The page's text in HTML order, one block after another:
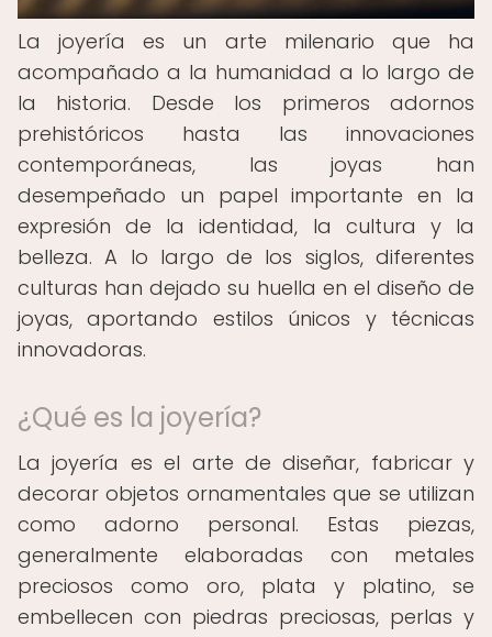
La joyería es un arte milenario que ha
acompañado a la humanidad a lo largo de
la historia. Desde los primeros adornos
prehistóricos hasta las innovaciones
contemporáneas, las joyas han
desempeñado un papel importante en la
expresión de la identidad, la cultura y la
belleza. A lo largo de los siglos, diferentes
culturas han dejado su huella en el diseño de
joyas, aportando estilos únicos y técnicas
innovadoras.
¿Qué es la joyería?
La joyería es el arte de diseñar, fabricar y
decorar objetos ornamentales que se utilizan
como adorno personal. Estas piezas,
generalmente elaboradas con metales
preciosos como oro, plata y platino, se
embellecen con piedras preciosas, perlas y